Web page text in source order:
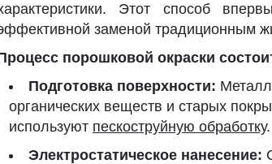
Этот способ
заменой традиционным
порошковой окраски
Подготовка поверхности:
органических веществ и старых
используют пескоструйную обработку.
Электростатическое нанесение: